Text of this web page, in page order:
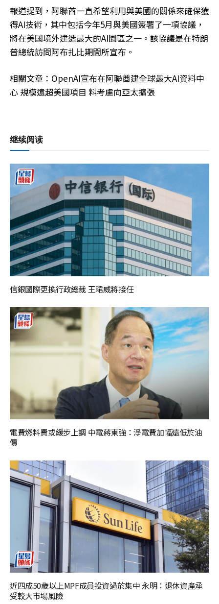
報道提到，阿聯酋一直希望利用與美國的關係來確保獲
得AI技術，其中包括今年5月與美國簽署了一項協議，
將在美國境外建造最大的AI園區之一。該協議是在特朗
普總統訪問阿布扎比期間所宣布。
相關文章：OpenAI宣布在阿聯酋建全球最大AI資料中
心 規模遠超美國項目 料考慮向亞太擴張
继续阅读
信銀國際更換行政總裁 王珺威將接任
電費燃料費或緩步上調 中電蔣東強：淨電費加幅遠低於油
價
近四成50歲以上MPF成員投資過於集中 永明：退休資產承
受較大市場風險